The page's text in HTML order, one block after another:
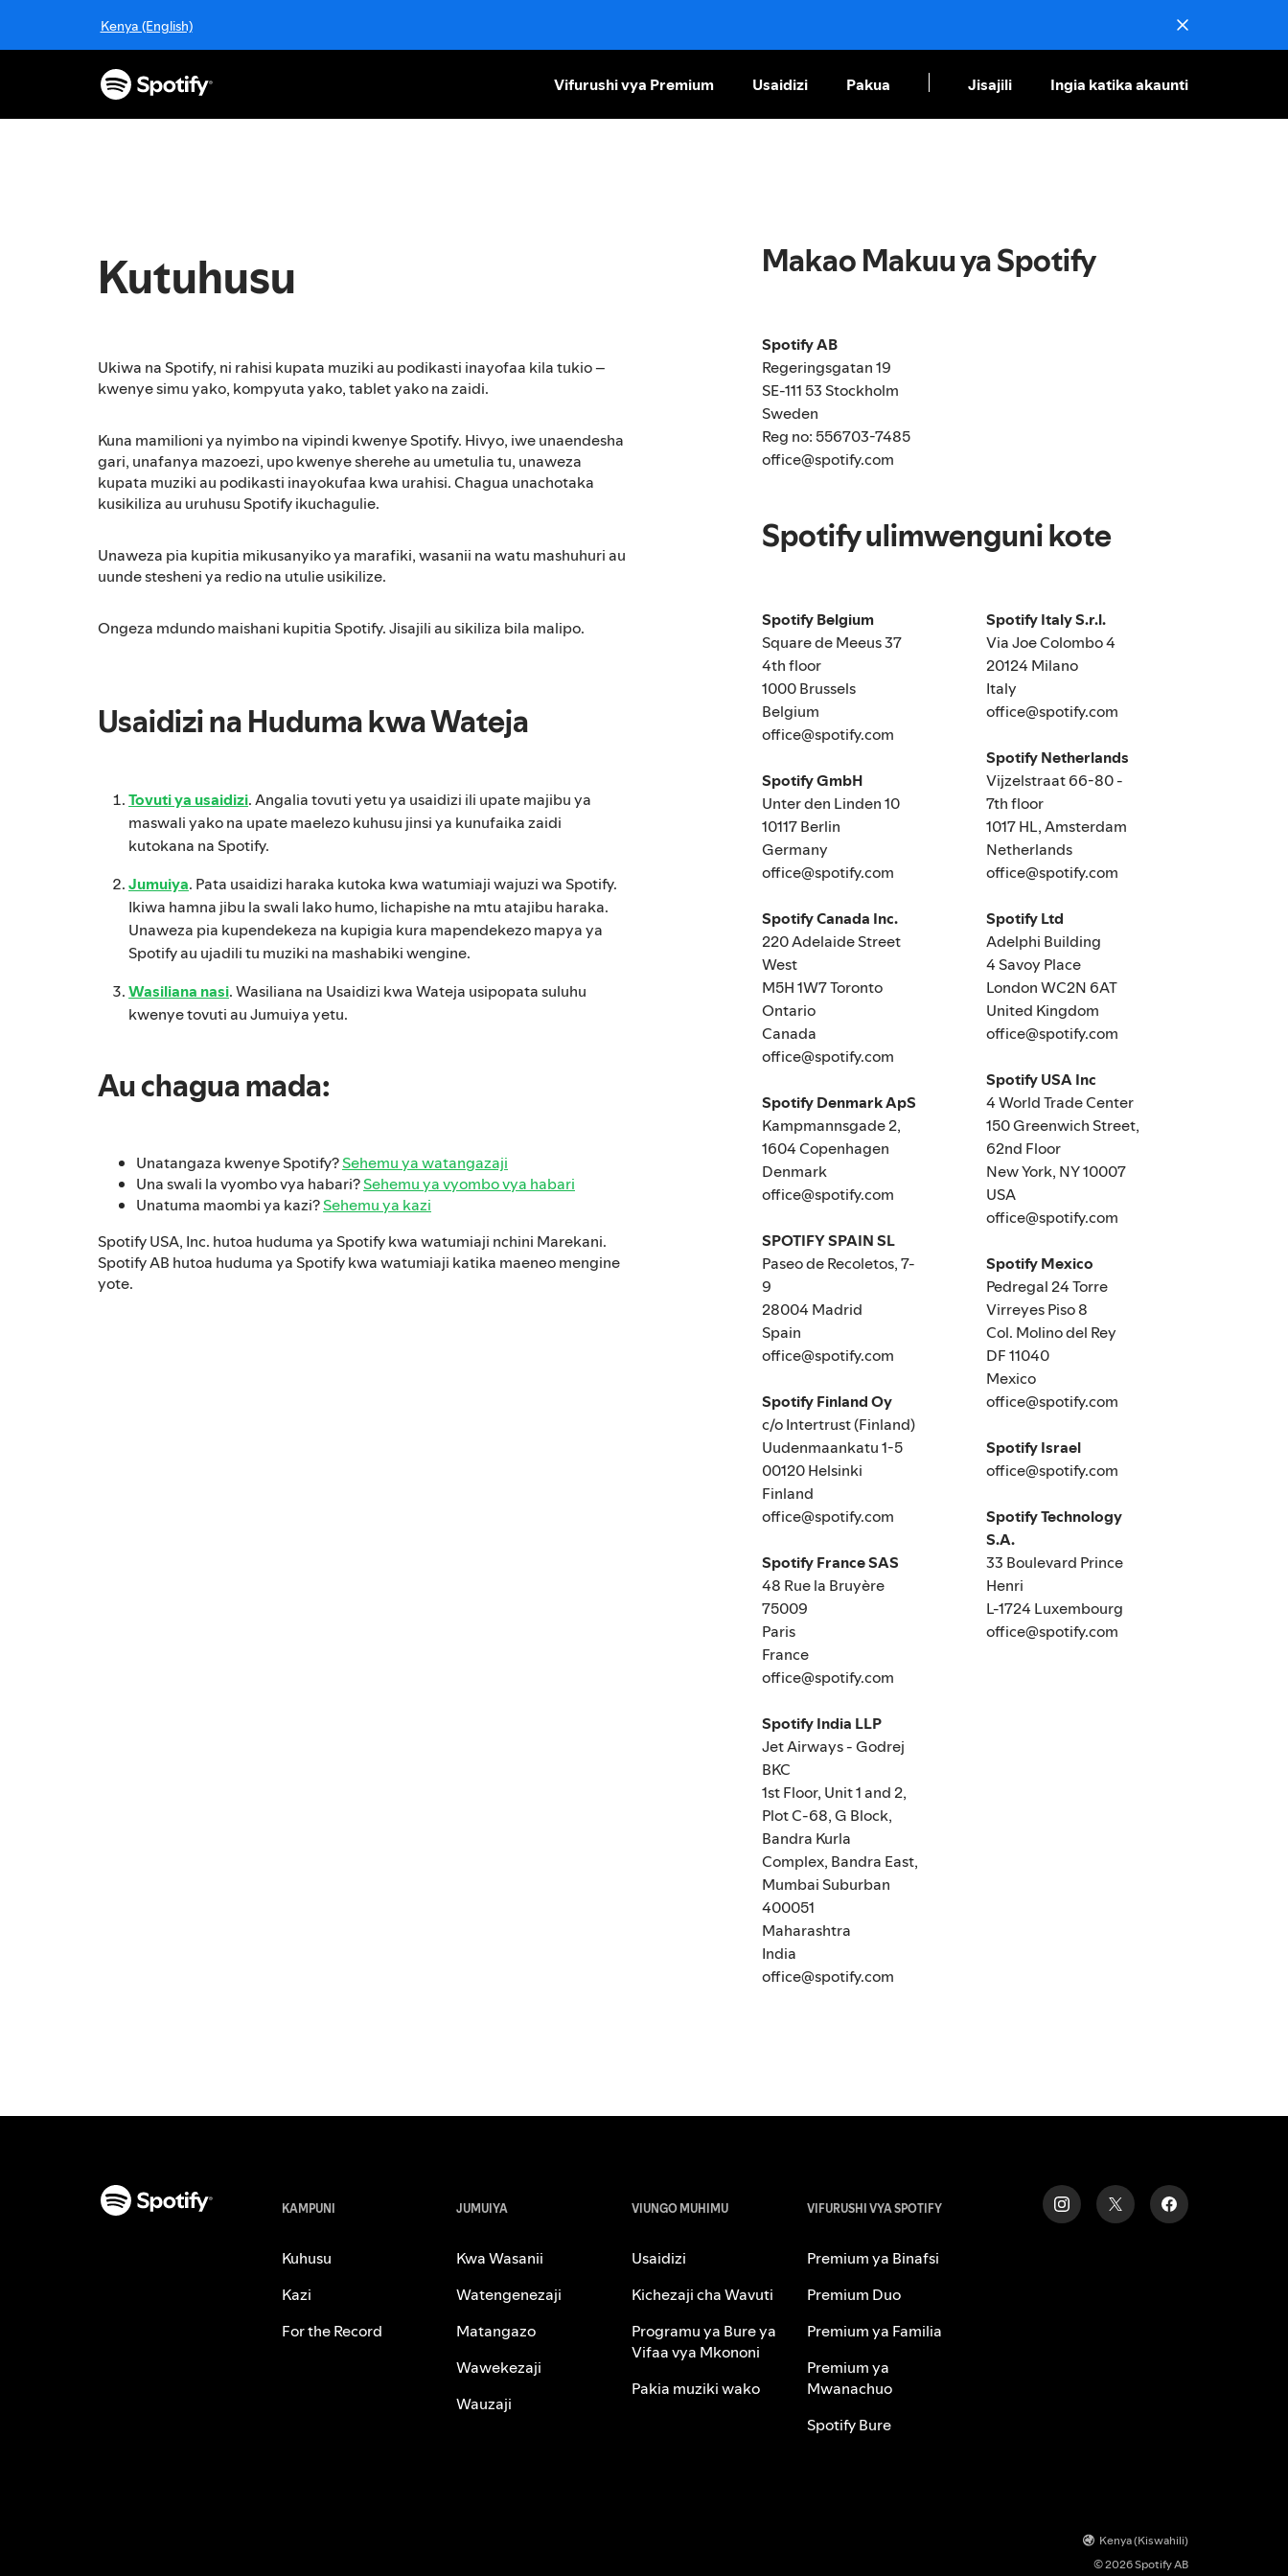
n
k
Kenya (English)
Vifurushi vya Premium Usaidizi Pakua Jisajili Ingia katika akaunti
Kutuhusu
Ukiwa na Spotify, ni rahisi kupata muziki au podikasti inayofaa kila tukio –
kwenye simu yako, kompyuta yako, tablet yako na zaidi.
Kuna mamilioni ya nyimbo na vipindi kwenye Spotify. Hivyo, iwe unaendesha
gari, unafanya mazoezi, upo kwenye sherehe au umetulia tu, unaweza
kupata muziki au podikasti inayokufaa kwa urahisi. Chagua unachotaka
kusikiliza au uruhusu Spotify ikuchagulie.
Unaweza pia kupitia mikusanyiko ya marafiki, wasanii na watu mashuhuri au
uunde stesheni ya redio na utulie usikilize.
Ongeza mdundo maishani kupitia Spotify. Jisajili au sikiliza bila malipo.
Usaidizi na Huduma kwa Wateja
Tovuti ya usaidizi. Angalia tovuti yetu ya usaidizi ili upate majibu ya
maswali yako na upate maelezo kuhusu jinsi ya kunufaika zaidi
kutokana na Spotify.
Jumuiya. Pata usaidizi haraka kutoka kwa watumiaji wajuzi wa Spotify.
Ikiwa hamna jibu la swali lako humo, lichapishe na mtu atajibu haraka.
Unaweza pia kupendekeza na kupigia kura mapendekezo mapya ya
Spotify au ujadili tu muziki na mashabiki wengine.
Wasiliana nasi. Wasiliana na Usaidizi kwa Wateja usipopata suluhu
kwenye tovuti au Jumuiya yetu.
Au chagua mada:
Unatangaza kwenye Spotify?Sehemu ya watangazaji
Una swali la vyombo vya habari?Sehemu ya vyombo vya habari
Unatuma maombi ya kazi?Sehemu ya kazi
Spotify USA, Inc. hutoa huduma ya Spotify kwa watumiaji nchini Marekani.
Spotify AB hutoa huduma ya Spotify kwa watumiaji katika maeneo mengine
yote.
Makao Makuu ya Spotify
Spotify AB
Regeringsgatan 19
SE-111 53 Stockholm
Sweden
Reg no: 556703-7485
office@spotify.com
Spotify ulimwenguni kote
Spotify Belgium
Square de Meeus 37
4th floor
1000 Brussels
Belgium
office@spotify.com
Spotify GmbH
Unter den Linden 10
10117 Berlin
Germany
office@spotify.com
Spotify Canada Inc.
220 Adelaide Street
West
M5H 1W7 Toronto
Ontario
Canada
office@spotify.com
Spotify Denmark ApS
Kampmannsgade 2,
1604 Copenhagen
Denmark
office@spotify.com
SPOTIFY SPAIN SL
Paseo de Recoletos, 7-
9
28004 Madrid
Spain
office@spotify.com
Spotify Finland Oy
c/o Intertrust (Finland)
Uudenmaankatu 1-5
00120 Helsinki
Finland
office@spotify.com
Spotify France SAS
48 Rue la Bruyère
75009
Paris
France
office@spotify.com
Spotify India LLP
Jet Airways - Godrej
BKC
1st Floor, Unit 1 and 2,
Plot C-68, G Block,
Bandra Kurla
Complex, Bandra East,
Mumbai Suburban
400051
Maharashtra
India
office@spotify.com
Spotify Italy S.r.l.
Via Joe Colombo 4
20124 Milano
Italy
office@spotify.com
Spotify Netherlands
Vijzelstraat 66-80 -
7th floor
1017 HL, Amsterdam
Netherlands
office@spotify.com
Spotify Ltd
Adelphi Building
4 Savoy Place
London WC2N 6AT
United Kingdom
office@spotify.com
Spotify USA Inc
4 World Trade Center
150 Greenwich Street,
62nd Floor
New York, NY 10007
USA
office@spotify.com
Spotify Mexico
Pedregal 24 Torre
Virreyes Piso 8
Col. Molino del Rey
DF 11040
Mexico
office@spotify.com
Spotify Israel
office@spotify.com
Spotify Technology
S.A.
33 Boulevard Prince
Henri
L-1724 Luxembourg
office@spotify.com
KAMPUNI
Kuhusu
Kazi
For the Record
JUMUIYA
Kwa Wasanii
Watengenezaji
Matangazo
Wawekezaji
Wauzaji
VIUNGO MUHIMU
Usaidizi
Kichezaji cha Wavuti
Programu ya Bure ya
Vifaa vya Mkononi
Pakia muziki wako
VIFURUSHI VYA SPOTIFY
Premium ya Binafsi
Premium Duo
Premium ya Familia
Premium ya
Mwanachuo
Spotify Bure
Kenya (Kiswahili)
© 2026 Spotify AB